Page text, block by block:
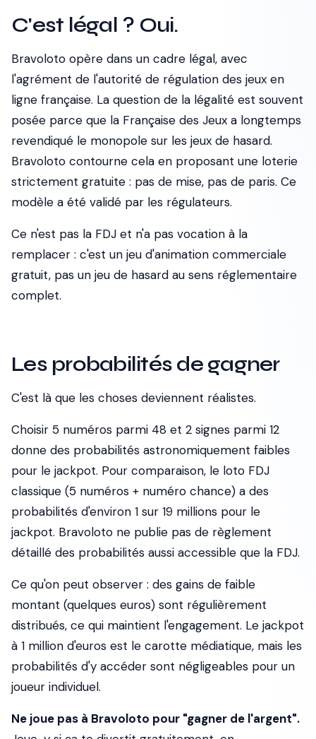
C'est légal ? Oui.
Bravoloto opère dans un cadre légal, avec
l'agrément de l'autorité de régulation des jeux en
ligne française. La question de la légalité est souvent
posée parce que la Française des Jeux a longtemps
revendiqué le monopole sur les jeux de hasard.
Bravoloto contourne cela en proposant une loterie
strictement gratuite : pas de mise, pas de paris. Ce
modèle a été validé par les régulateurs.
Ce n'est pas la FDJ et n'a pas vocation à la
remplacer : c'est un jeu d'animation commerciale
gratuit, pas un jeu de hasard au sens réglementaire
complet.
Les probabilités de gagner
C'est là que les choses deviennent réalistes.
Choisir 5 numéros parmi 48 et 2 signes parmi 12
donne des probabilités astronomiquement faibles
pour le jackpot. Pour comparaison, le loto FDJ
classique (5 numéros + numéro chance) a des
probabilités d'environ 1 sur 19 millions pour le
jackpot. Bravoloto ne publie pas de règlement
détaillé des probabilités aussi accessible que la FDJ.
Ce qu'on peut observer : des gains de faible
montant (quelques euros) sont régulièrement
distribués, ce qui maintient l'engagement. Le jackpot
à 1 million d'euros est le carotte médiatique, mais les
probabilités d'y accéder sont négligeables pour un
joueur individuel.
Ne joue pas à Bravoloto pour "gagner de l'argent".